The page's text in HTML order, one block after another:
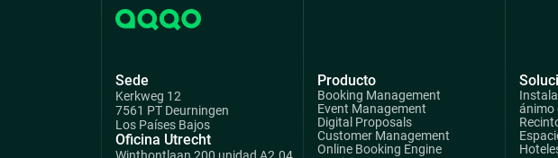
Sede
Kerkweg 12
7561 PT Deurningen
Los Países Bajos
Oficina Utrecht
Winthontlaan 200 unidad A2.04
Producto
Booking Management
Event Management
Digital Proposals
Customer Management
Online Booking Engine
ánimo